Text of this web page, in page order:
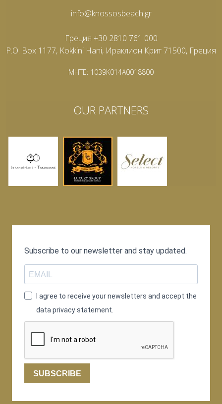
info@knossosbeach.gr
Греция +30 2810 761 000
P.O. Box 1177, Kokkini Hani, Ираклион Крит 71500, Греция
MHTE: 1039K014A0018800
OUR PARTNERS
Subscribe to our newsletter and stay updated.
I agree to receive your newsletters and accept the
data privacy statement.
SUBSCRIBE